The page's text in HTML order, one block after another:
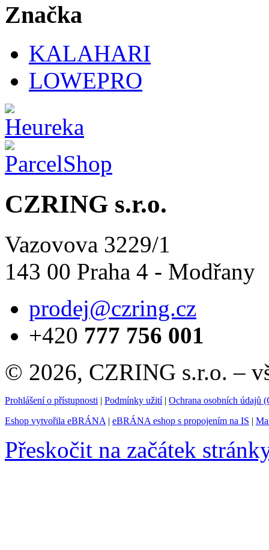
Značka
KALAHARI
LOWEPRO
CZRING s.r.o.
Vazovova 3229/1
143 00 Praha 4 - Modřany
prodej@czring.cz
+420 777 756 001
© 2026, CZRING s.r.o. –
Prohlášení o přístupnosti | Podmínky užití| Ochrana osobních údajů
Eshop vytvořila eBRÁNA | eBRÁNA eshop s propojením na IS |
Přeskočit na začátek